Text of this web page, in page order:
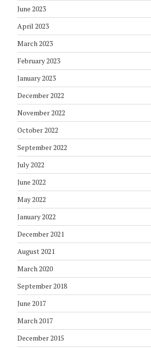
June 2023
April 2023
March 2023
February 2023
January 2023
December 2022
November 2022
October 2022
September 2022
July 2022
June 2022
May 2022
January 2022
December 2021
August 2021
March 2020
September 2018
June 2017
March 2017
December 2015